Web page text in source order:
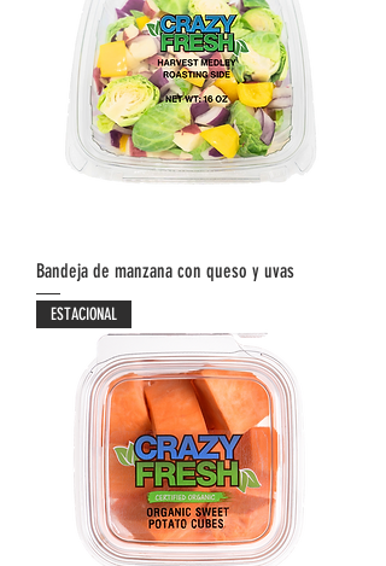
Bandeja de manzana con queso y uvas
ESTACIONAL